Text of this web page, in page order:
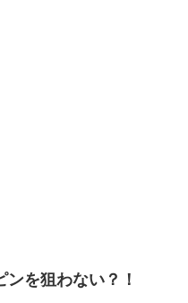
を狙わない？！